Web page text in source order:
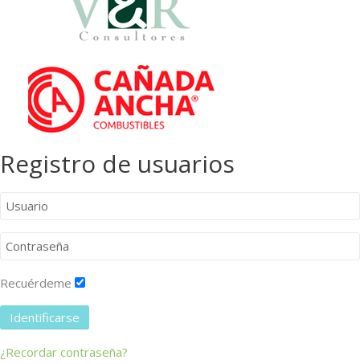
Registro de usuarios
Recuérdeme
Identificarse
¿Recordar contraseña?